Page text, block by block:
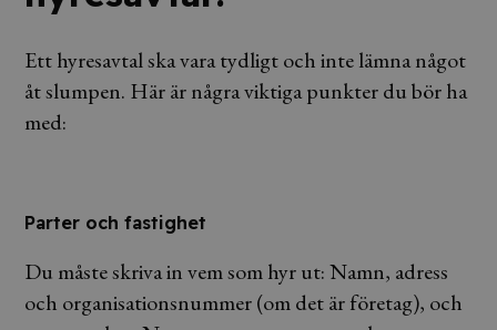
Ett hyresavtal ska vara tydligt och inte lämna något
åt slumpen. Här är några viktiga punkter du bör ha
med:
Parter och fastighet
Du måste skriva in vem som hyr ut: Namn, adress
och organisationsnummer (om det är företag), och